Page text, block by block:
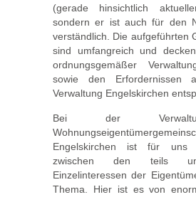
(gerade hinsichtlich
sondern er ist auch für den
verständlich. Die aufgeführten
sind umfangreich und
ordnungsgemäßer
sowie den Erfordernissen
Verwaltung Engelskirchen
Bei der
Engelskirchen ist für uns
zwischen den teils
Einzelinteressen der
Thema. Hier ist es von